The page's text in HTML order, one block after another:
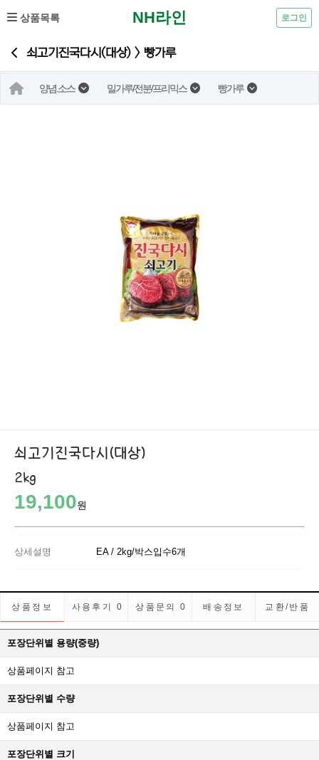
NH라인
상품목록 로그인
쇠고기진국다시(대상) > 빵가루
양념.소스 밀가루/전분/프리믹스 빵가루
쇠고기진국다시(대상)
2kg
19,100원
상세설명 EA / 2kg/박스입수6개
상품정보 사용후기 0 상품문의0 배송정보 교환/반품
포장단위별 용량(중량)
상품페이지 참고
포장단위별 수량
상품페이지 참고
포장단위별 크기